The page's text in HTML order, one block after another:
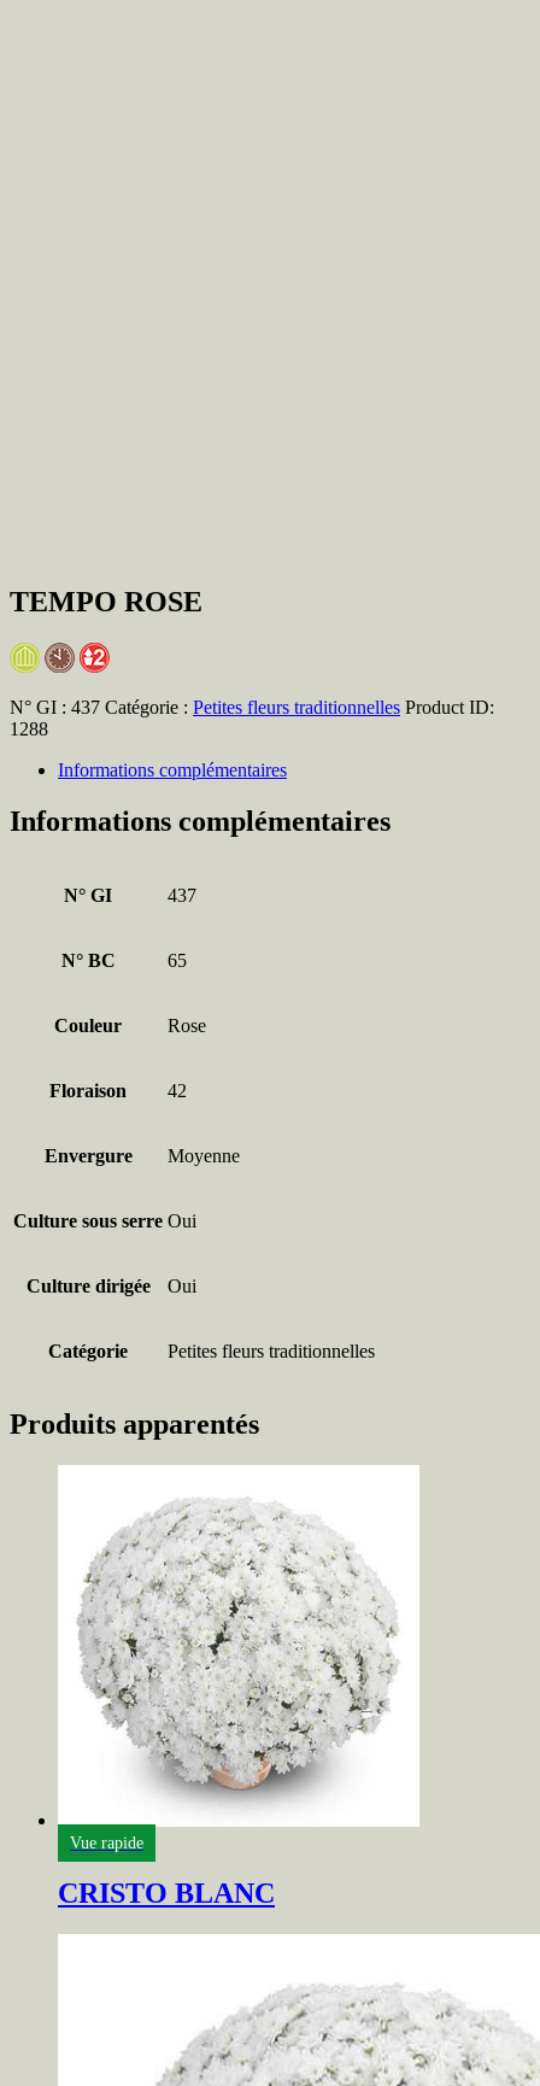
TEMPO ROSE
N° GI : 437 Catégorie : Petites fleurs traditionnelles Product ID:
1288
Informations complémentaires
Informations complémentaires
N° GI 437
N° BC 65
Couleur Rose
Floraison 42
Envergure Moyenne
Culture sous serre Oui
Culture dirigée Oui
Catégorie Petites fleurs traditionnelles
Produits apparentés
Vue rapide
CRISTO BLANC